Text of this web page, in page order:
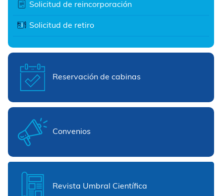
Solicitud de reincorporación
Solicitud de retiro
Reservación de cabinas
Convenios
Revista Umbral Científica